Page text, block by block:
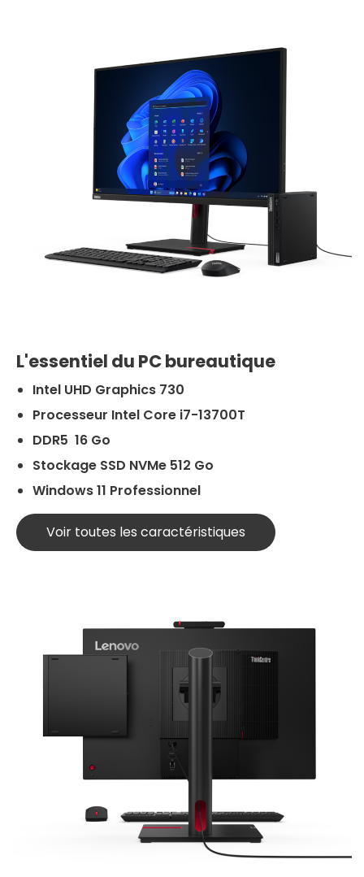
L'essentiel du PC bureautique
Intel UHD Graphics 730
Processeur Intel Core i7-13700T
DDR5 16 Go
Stockage SSD NVMe 512 Go
Windows 11 Professionnel
Voir toutes les caractéristiques